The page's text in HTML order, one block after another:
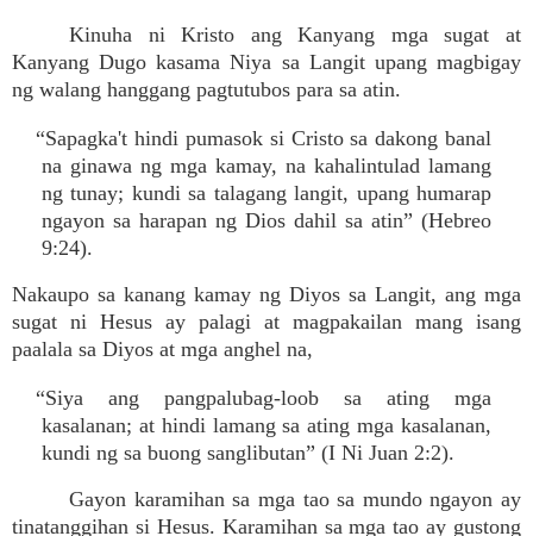
Kinuha ni Kristo ang Kanyang mga sugat at
Kanyang Dugo kasama Niya sa Langit upang magbigay
ng walang hanggang pagtutubos para sa atin.
“Sapagka't hindi pumasok si Cristo sa dakong banal
na ginawa ng mga kamay, na kahalintulad lamang
ng tunay; kundi sa talagang langit, upang humarap
ngayon sa harapan ng Dios dahil sa atin” (Hebreo
9:24).
Nakaupo sa kanang kamay ng Diyos sa Langit, ang mga
sugat ni Hesus ay palagi at magpakailan mang isang
paalala sa Diyos at mga anghel na,
“Siya ang pangpalubag-loob sa ating mga
kasalanan; at hindi lamang sa ating mga kasalanan,
kundi ng sa buong sanglibutan” (I Ni Juan 2:2).
Gayon karamihan sa mga tao sa mundo ngayon ay
tinatanggihan si Hesus. Karamihan sa mga tao ay gustong